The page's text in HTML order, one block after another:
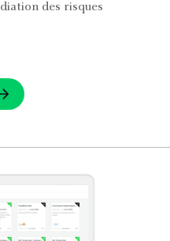
des risques